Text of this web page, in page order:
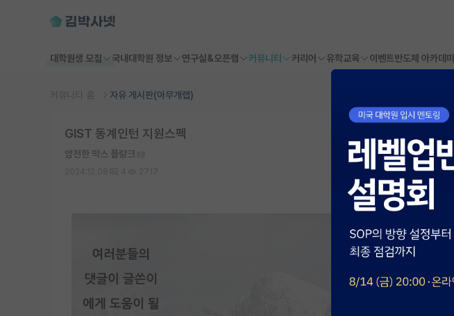
대학원생 모집 국내대학원 정보 연구실&오픈랩 커뮤니티 커리어 유학교육 이벤트반도체 아카데미
커뮤니티 홈 자유 게시판(아무개랩)
GIST 동계인턴 지원스펙
얌전한 막스 플랑크